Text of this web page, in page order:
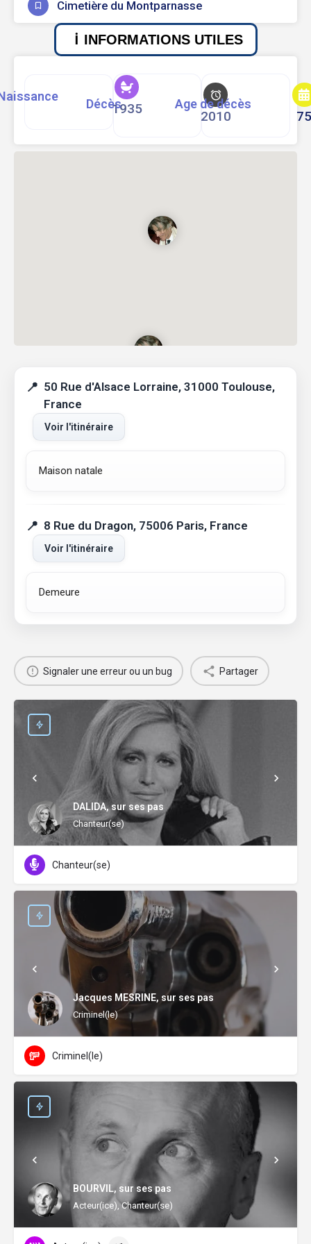
Cimetière du Montparnasse
INFORMATIONS UTILES
1935
Décès
2010
Age de décès
50 Rue d'Alsace Lorraine, 31000 Toulouse,
France
Voir l'itinéraire
Maison natale
8 Rue du Dragon, 75006 Paris, France
Voir l'itinéraire
Demeure
Signaler une erreur ou un bug Partager
DALIDA, sur ses pas
Chanteur(se)
Chanteur(se)
Jacques MESRINE, sur ses pas
Criminel(le)
Criminel(le)
BOURVIL, sur ses pas
Acteur(ice), Chanteur(se)